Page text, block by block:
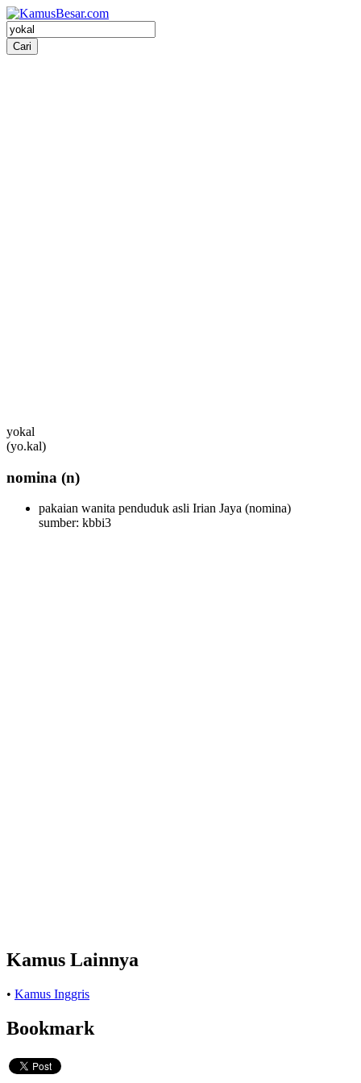
yokal
(yo.kal)
nomina (n)
pakaian wanita penduduk asli Irian Jaya (nomina)
sumber: kbbi3
Kamus Lainnya
• Kamus Inggris
Bookmark